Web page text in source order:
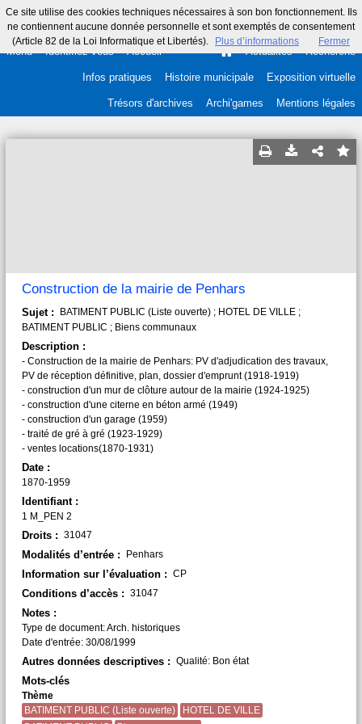
Ce site utilise des cookies techniques nécessaires à son bon fonctionnement. Ils
ne contiennent aucune donnée personnelle et sont exemptés de consentement
(Article 82 de la Loi Informatique et Libertés).
Plus d’informations Fermer
Menu Identifiez-vous Accueil Actualités Recherche
Infos pratiques Histoire municipale Exposition virtuelle
Trésors d'archives Archi'games Mentions légales
Construction de la mairie de Penhars
Sujet :
BATIMENT PUBLIC (Liste ouverte) ; HOTEL DE VILLE ;
BATIMENT PUBLIC ; Biens communaux
Description :
- Construction de la mairie de Penhars: PV d'adjudication des travaux,
PV de réception définitive, plan, dossier d'emprunt (1918-1919)
- construction d'un mur de clôture autour de la mairie (1924-1925)
- construction d'une citerne en béton armé (1949)
- construction d'un garage (1959)
- traité de gré à gré (1923-1929)
- ventes locations(1870-1931)
Date :
1870-1959
Identifiant :
1 M_PEN 2
Droits : 31047
Modalités d’entrée : Penhars
Information sur l’évaluation : CP
Conditions d’accès : 31047
Notes :
Type de document: Arch. historiques
Date d'entrée: 30/08/1999
Autres données descriptives : Qualité: Bon état
Mots-clés
Thème
BATIMENT PUBLIC (Liste ouverte)
HOTEL DE VILLE